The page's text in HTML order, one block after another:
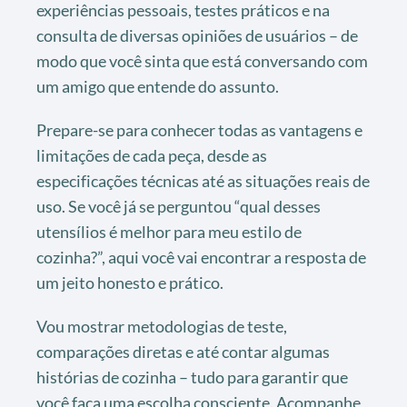
experiências pessoais, testes práticos e na
consulta de diversas opiniões de usuários – de
modo que você sinta que está conversando com
um amigo que entende do assunto.
Prepare-se para conhecer todas as vantagens e
limitações de cada peça, desde as
especificações técnicas até as situações reais de
uso. Se você já se perguntou “qual desses
utensílios é melhor para meu estilo de
cozinha?”, aqui você vai encontrar a resposta de
um jeito honesto e prático.
Vou mostrar metodologias de teste,
comparações diretas e até contar algumas
histórias de cozinha – tudo para garantir que
você faça uma escolha consciente. Acompanhe